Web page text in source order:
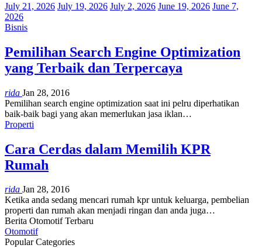
July 21, 2026 July 19, 2026 July 2, 2026 June 19, 2026 June 7,
2026
Bisnis
Pemilihan Search Engine Optimization
yang Terbaik dan Terpercaya
rida Jan 28, 2016
Pemilihan search engine optimization saat ini pelru diperhatikan
baik-baik bagi yang akan memerlukan jasa iklan…
Properti
Cara Cerdas dalam Memilih KPR
Rumah
rida Jan 28, 2016
Ketika anda sedang mencari rumah kpr untuk keluarga, pembelian
properti dan rumah akan menjadi ringan dan anda juga…
Berita Otomotif Terbaru
Otomotif
Popular Categories